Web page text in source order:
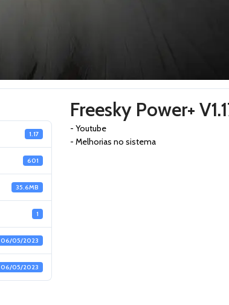
1.17
601
35.6MB
1
06/05/2023
06/05/2023
Freesky Power+
- Youtube
- Melhorias no sistema